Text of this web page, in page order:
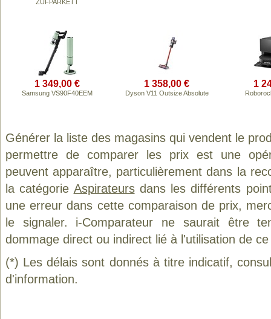
ZUFPARKETT
1 349,00 €
Samsung VS90F40EEM
1 358,00 €
Dyson V11 Outsize Absolute
1
Générer la liste des magasins qui vendent le
permettre de comparer les prix est une
peuvent apparaître, particulièrement dans la
la catégorie Aspirateursdans les différents
une erreur dans cette comparaison de prix,
le signaler. i-Comparateur ne saurait être
dommage direct ou indirect lié à l'utilisation de
(*) Les délais sont donnés à titre indicatif,
d'information.